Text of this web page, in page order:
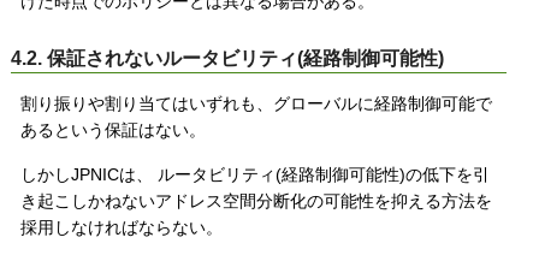
4.2. 保証されないルータビリティ(経路制御可能性)
割り振りや割り当てはいずれも、グローバルに経路制御可能で
あるという保証はない。
しかしJPNICは、 ルータビリティ(経路制御可能性)の低下を引
き起こしかねないアドレス空間分断化の可能性を抑える方法を
採用しなければならない。